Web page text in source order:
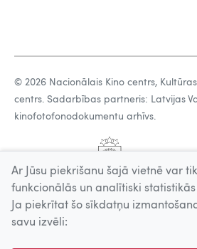
© 2026 Nacionālais Kino centrs,
centrs. Sadarbības partneris: Latvijas
kinofotofonodokumentu arhīvs.
Ar Jūsu piekrišanu šajā vietnē var
funkcionālās un analītiski
Ja piekrītat šo sīkdatņu
savu izvēli: